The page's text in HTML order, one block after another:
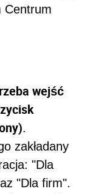
Centrum
wejść
.
zakładany
"Dla
"Dla firm".